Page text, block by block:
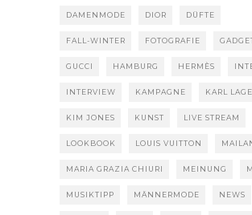
DAMENMODE DIOR DÜFTE
FALL-WINTER FOTOGRAFIE
GUCCI HAMBURG HERMÈS
INTERVIEW KAMPAGNE KARL
KIM JONES KUNST LIVE STREAM
LOOKBOOK LOUIS VUITTON
MARIA GRAZIA CHIURI MEINUNG
MUSIKTIPP MÄNNERMODE NEWS